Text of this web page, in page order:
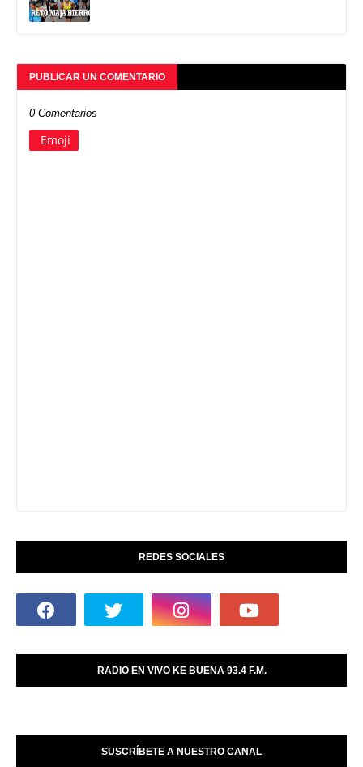
PUBLICAR UN COMENTARIO
0 Comentarios
Emoji
REDES SOCIALES
RADIO EN VIVO KE BUENA 93.4 F.M.
SUSCRÍBETE A NUESTRO CANAL